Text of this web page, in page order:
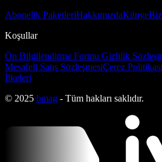
Abonelik PaketleriHakkımızdaKünye
Koşullar
Ön Bilgilendirme Formu Gizlilik
Mesafeli Satış SözleşmesiÇerez Politikası
İlkeleri
© 2025 bmag - Tüm hakları saklıdır.